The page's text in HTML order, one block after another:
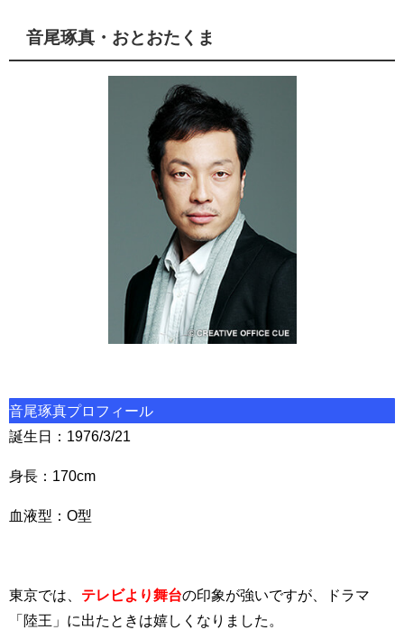
音尾琢真・おとおたくま
音尾琢真プロフィール
誕生日：1976/3/21
身長：170cm
血液型：O型
東京では、 テレビより舞台の印象が強いですが、ドラマ
「陸王」 に出たときは嬉しくなりました。